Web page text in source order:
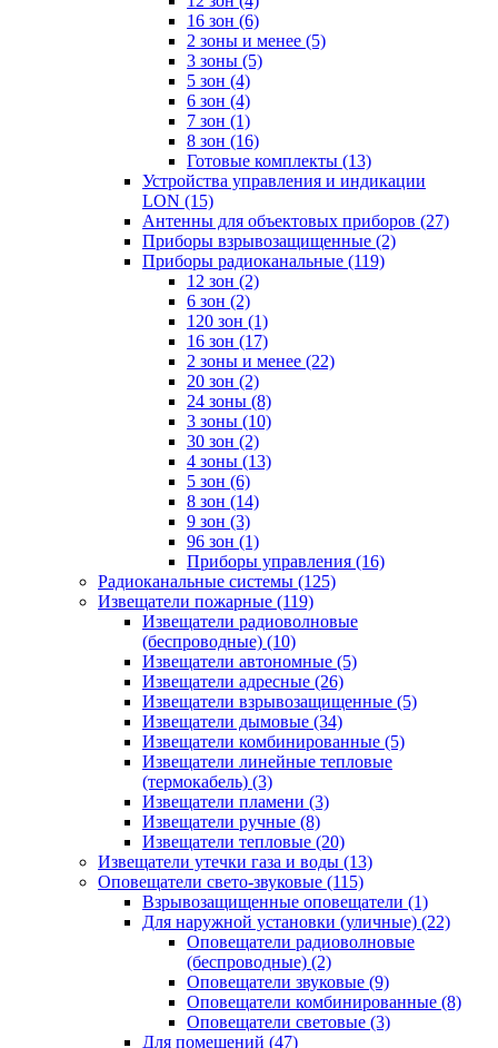
16 зон (6)
2 зоны и менее (5)
3 зоны (5)
5 зон (4)
6 зон (4)
7 зон (1)
8 зон (16)
Готовые комплекты (13)
Устройства управления и индикации
LON (15)
Антенны для объектовых приборов (27)
Приборы взрывозащищенные (2)
Приборы радиоканальные (119)
12 зон (2)
6 зон (2)
120 зон (1)
16 зон (17)
2 зоны и менее (22)
20 зон (2)
24 зоны (8)
3 зоны (10)
30 зон (2)
4 зоны (13)
5 зон (6)
8 зон (14)
9 зон (3)
96 зон (1)
Приборы управления (16)
Радиоканальные системы (125)
Извещатели пожарные (119)
Извещатели радиоволновые
(беспроводные) (10)
Извещатели автономные (5)
Извещатели адресные (26)
Извещатели взрывозащищенные (5)
Извещатели дымовые (34)
Извещатели комбинированные (5)
Извещатели линейные тепловые
(термокабель) (3)
Извещатели пламени (3)
Извещатели ручные (8)
Извещатели тепловые (20)
Извещатели утечки газа и воды (13)
Оповещатели свето-звуковые (115)
Взрывозащищенные оповещатели (1)
Для наружной установки (уличные) (22)
Оповещатели радиоволновые
(беспроводные) (2)
Оповещатели звуковые (9)
Оповещатели комбинированные (8)
Оповещатели световые (3)
Для помещений (47)